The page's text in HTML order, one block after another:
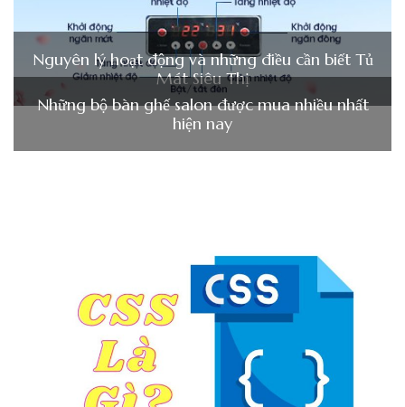
Nguyên lý hoạt động và những điều cần biết Tủ
Mát Siêu Thị
Những bộ bàn ghế salon được mua nhiều nhất
hiện nay